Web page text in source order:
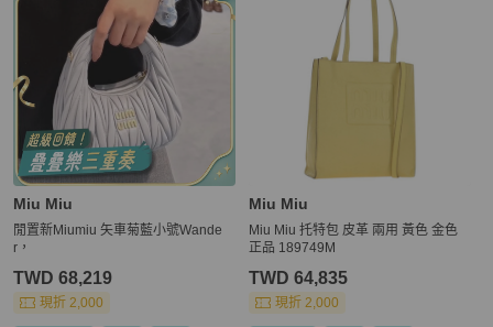
Miu Miu
閒置新Miumiu 矢車菊藍小號Wande
r，
TWD 68,219
現折 2,000
Miu Miu
Miu Miu 托特包 皮革 兩用 黃色 金色
正品 189749M
TWD 64,835
現折 2,000